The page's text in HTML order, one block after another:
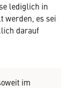
lediglich in
werden, es sei
darauf
im